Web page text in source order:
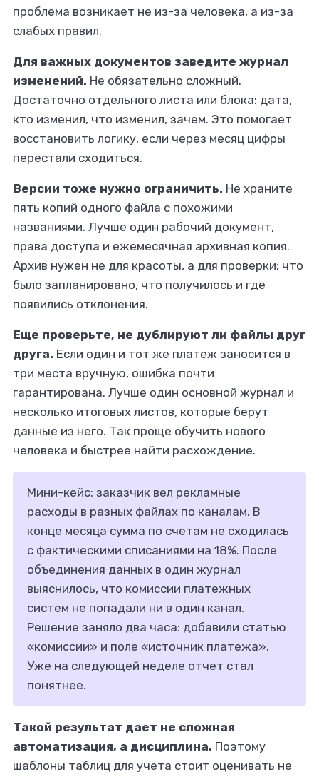
проблема возникает не из-за человека, а из-за
слабых правил.
Для важных документов заведите журнал
изменений. Не обязательно сложный.
Достаточно отдельного листа или блока: дата,
кто изменил, что изменил, зачем. Это помогает
восстановить логику, если через месяц цифры
перестали сходиться.
Версии тоже нужно ограничить. Не храните
пять копий одного файла с похожими
названиями. Лучше один рабочий документ,
права доступа и ежемесячная архивная копия.
Архив нужен не для красоты, а для проверки: что
было запланировано, что получилось и где
появились отклонения.
Еще проверьте, не дублируют ли файлы друг
друга. Если один и тот же платеж заносится в
три места вручную, ошибка почти
гарантирована. Лучше один основной журнал и
несколько итоговых листов, которые берут
данные из него. Так проще обучить нового
человека и быстрее найти расхождение.
Мини-кейс: заказчик вел рекламные
расходы в разных файлах по каналам. В
конце месяца сумма по счетам не сходилась
с фактическими списаниями на 18%. После
объединения данных в один журнал
выяснилось, что комиссии платежных
систем не попадали ни в один канал.
Решение заняло два часа: добавили статью
«комиссии» и поле «источник платежа».
Уже на следующей неделе отчет стал
понятнее.
Такой результат дает не сложная
автоматизация, а дисциплина. Поэтому
шаблоны таблиц для учета стоит оценивать не